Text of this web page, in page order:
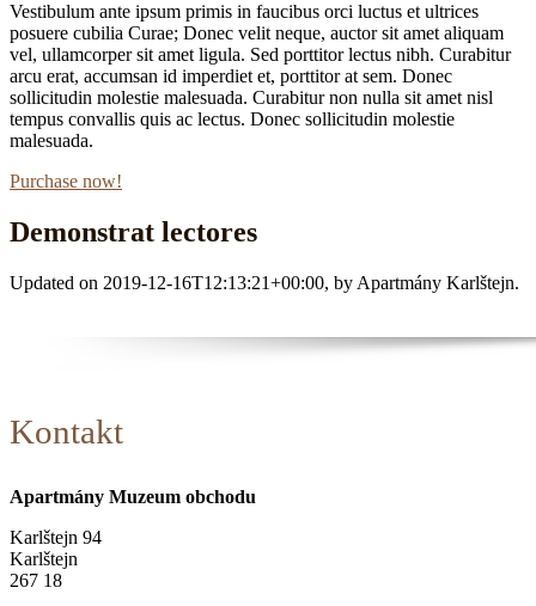
Vestibulum ante ipsum primis in faucibus orci luctus et ultrices
posuere cubilia Curae; Donec velit neque, auctor sit amet aliquam
vel, ullamcorper sit amet ligula. Sed porttitor lectus nibh. Curabitur
arcu erat, accumsan id imperdiet et, porttitor at sem. Donec
sollicitudin molestie malesuada. Curabitur non nulla sit amet nisl
tempus convallis quis ac lectus. Donec sollicitudin molestie
malesuada.
Purchase now!
Demonstrat lectores
Updated on 2019-12-16T12:13:21+00:00, by Apartmány Karlštejn.
Kontakt
Address:
Apartmány Muzeum obchodu
Karlštejn 94
Karlštejn
267 18